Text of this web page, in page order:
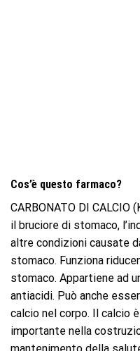
Cos’è questo farmaco?
CARBONATO DI
il bruciore di stomaco,
altre condizioni causate
stomaco. Funziona
stomaco. Appartiene ad
antiacidi. Può anche
calcio nel corpo. Il calcio
importante nella